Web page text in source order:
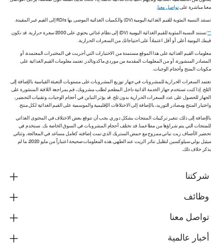
معنا مباشرة علىتواصل معنا.
تستند النسبة المئوية للقيم الغذائية اليومية (DV) والكميات الغذائية الموصى بها RDIs إلى القيم غير المقيدة.
**
تستند النسبة المئوية للقيم الغذائية اليومية (DV) إلى نظام غذائي يحتوي على 2000 سعرة حرارية. قد تكون
قيمك اليومية أعلى أو أقل اعتماداً على احتياجاتك من السعرات الحرارية.
معلومات القيم الغذائية على هذا الموقع مستمدة من الاختبارات التي أجريت في المختبرات المعتمدة، أو
المصادر المنشورة، أو من المعلومات المقدمة من موردي ماكدونالدز. تعتمد معلومات القيم الغذائية على
مكونات المنتج وأحجام الوجبات.
تعتمد السعرات الحرارية للمشروبات في جهاز توزيع المشروبات على مستويات التعبئة القياسية بالإضافة إلى
الثلج. إذا كنت تستخدم جهاز الخدمة الذاتية داخل المطعم لطلب مشروبك، قم بمراجعة اللافتة المنشورة على
الجهاز للحصول على عدد السعرات الحرارية بدون ثلج. قد يؤثر التباين في أحجام الوجبات، وتقنيات التحضير،
واختبار المنتج ومصادر التوريد، بالإضافة إلى الاختلافات الإقليمية والموسمية على القيم الغذائية لكل منتج.
بالإضافة إلى ذلك، تتغير تركيبات المنتجات بشكل دوري. يجب أن تتوقع بعض الاختلاف في المحتوى الغذائي
للمنتجات التي يتم شراؤها من مطاعمنا. قد تختلف أحجام المشروبات في السوق الخاصة بك. نستخدم في
تحضير الأصناف زيت نباتي ممزوج مع حمض الستريك الذي تمت إضافته كعامل مساعد في المعالجة، وثنائي
ميثيل بولي سيلوكسين لتقليل تناثر الزيت عند الطهي. هذه المعلومات صحيحة اعتباراً من مايو 2020، ما لم
يذكر خلاف ذلك.
شركتنا
وظائف
تواصل معنا
أخبار عالمية